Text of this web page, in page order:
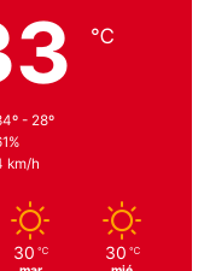
℃
- 28º
km/h
30 ℃ 30 ℃